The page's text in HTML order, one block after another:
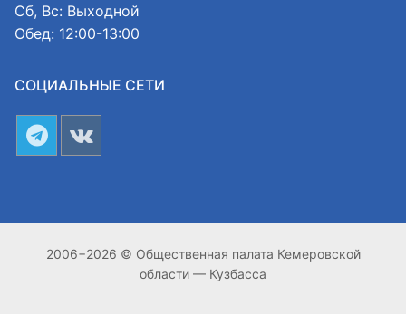
Сб, Вс: Выходной
Обед: 12:00-13:00
СОЦИАЛЬНЫЕ СЕТИ
2006−2026 © Общественная палата Кемеровской
области — Кузбасса